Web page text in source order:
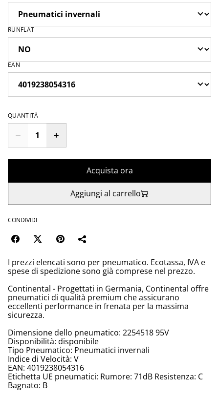
RUNFLAT
EAN
QUANTITÀ
Acquista ora
Aggiungi al carrello
CONDIVIDI
I prezzi elencati sono per pneumatico. Ecotassa, IVA e
spese di spedizione sono già comprese nel prezzo.
Continental - Progettati in Germania, Continental offre
pneumatici di qualità premium che assicurano
eccellenti performance in frenata per la massima
sicurezza.
Dimensione dello pneumatico: 2254518 95V
Disponibilità: disponibile
Tipo Pneumatico: Pneumatici invernali
Indice di Velocità: V
EAN: 4019238054316
Etichetta UE pneumatici: Rumore: 71dB Resistenza: C
Bagnato: B